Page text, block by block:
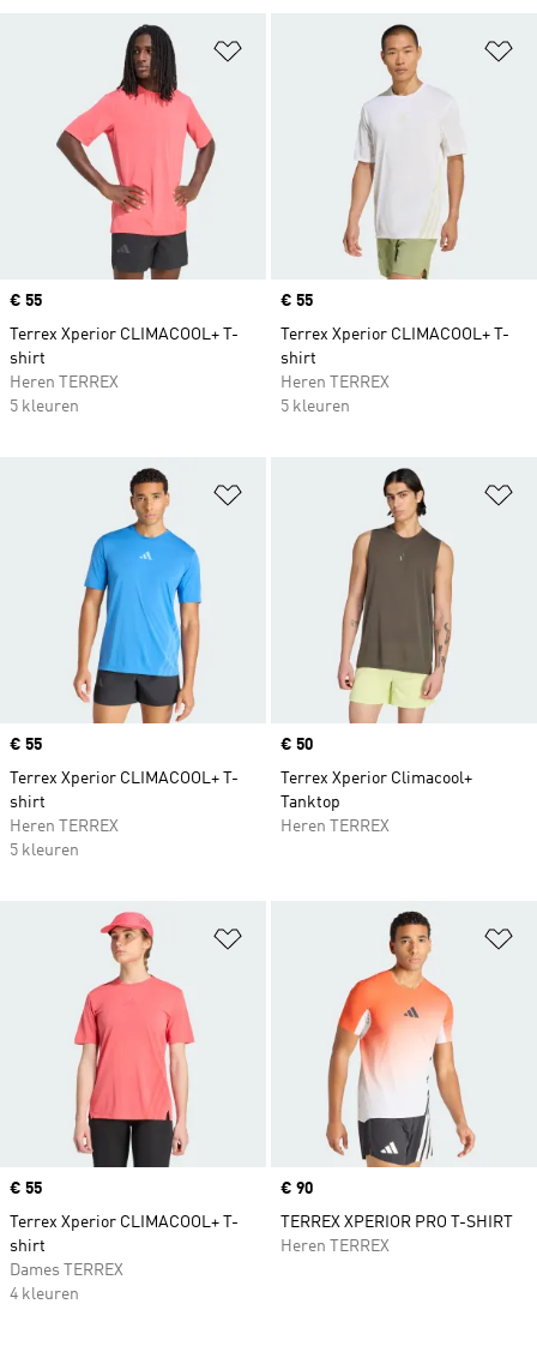
Op verlanglijst zetten
Price
€ 55
Terrex Xperior CLIMACOOL+ T-
shirt
Heren TERREX
5 kleuren
Price
€ 55
Terrex Xperior CLIMACOOL+ T-
shirt
Heren TERREX
5 kleuren
Op verlanglijst zetten
Price
€ 55
Terrex Xperior CLIMACOOL+ T-
shirt
Heren TERREX
5 kleuren
Price
€ 50
Terrex Xperior Climacool+
Tanktop
Heren TERREX
Op verlanglijst zetten
Price
€ 55
Terrex Xperior CLIMACOOL+ T-
shirt
Dames TERREX
4 kleuren
Price
€ 90
TERREX XPERIOR PRO T-SHIRT
Heren TERREX